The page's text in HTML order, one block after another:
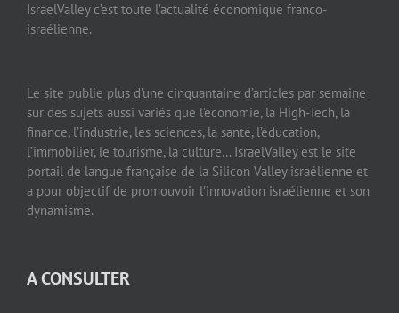
IsraelValley c’est toute l’actualité économique franco-
israélienne.
Le site publie plus d’une cinquantaine d’articles par semaine
sur des sujets aussi variés que l’économie, la High-Tech, la
finance, l’industrie, les sciences, la santé, l’éducation,
l’immobilier, le tourisme, la culture… IsraelValley est le site
portail de langue française de la Silicon Valley israélienne et
a pour objectif de promouvoir l’innovation israélienne et son
dynamisme.
A CONSULTER